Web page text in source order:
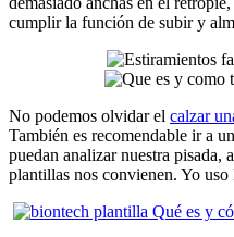
cumplir la función de subir y
No podemos olvidar el calzar
También es recomendable ir a
puedan analizar nuestra pisada,
plantillas nos convienen. Yo uso